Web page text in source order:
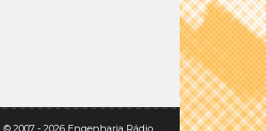
© 2007 - 2026 Engenharia Rádio